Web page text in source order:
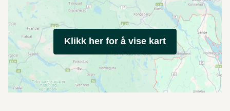
Klikk her for å vise kart